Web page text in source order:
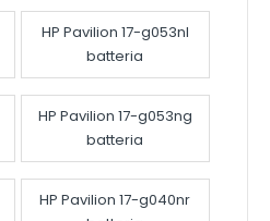
HP Pavilion 17-g053nl
batteria
HP Pavilion 17-g053ng
batteria
HP Pavilion 17-g040nr